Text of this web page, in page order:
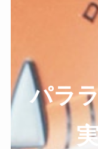
パラ